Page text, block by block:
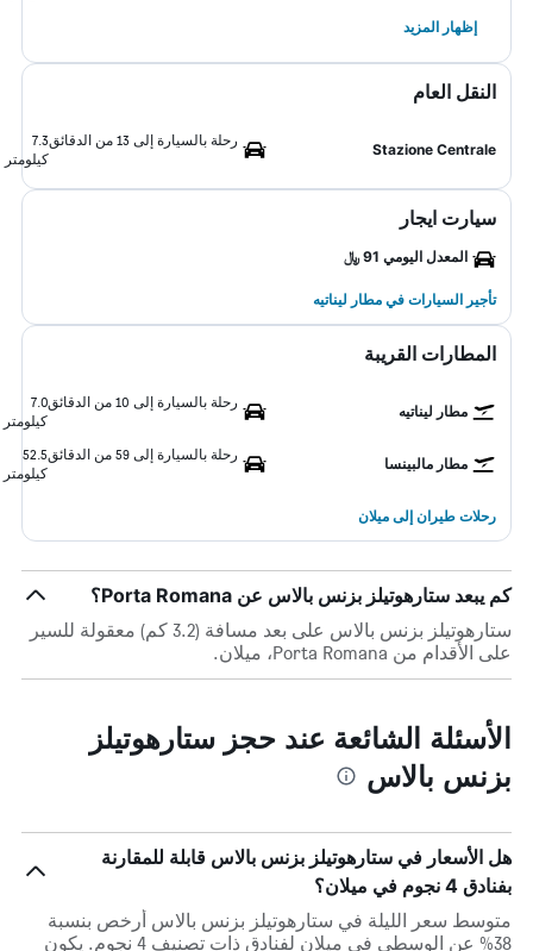
إظهار المزيد
النقل العام
Stazione Centrale
رحلة بالسيارة إلى 13 من الدقائق
7.3
كيلومتر
سيارت ايجار
المعدل اليومي 91 ﷼
تأجير السيارات في مطار ليناتيه
المطارات القريبة
مطار ليناتيه
رحلة بالسيارة إلى 10 من الدقائق
7.0
كيلومتر
مطار مالبينسا
رحلة بالسيارة إلى 59 من الدقائق
52.5
كيلومتر
رحلات طيران إلى ميلان
كم يبعد ستارهوتيلز بزنس بالاس عن Porta Romana؟
ستارهوتيلز بزنس بالاس على بعد مسافة (3.2 كم) معقولة للسير
على الأقدام من Porta Romana، ميلان.
الأسئلة الشائعة عند حجز ستارهوتيلز
بزنس بالاس
هل الأسعار في ستارهوتيلز بزنس بالاس قابلة للمقارنة
بفنادق 4 نجوم في ميلان؟
متوسط سعر الليلة في ستارهوتيلز بزنس بالاس أرخص بنسبة
38% عن الوسطي في ميلان لفنادق ذات تصنيف 4 نجوم. يكون